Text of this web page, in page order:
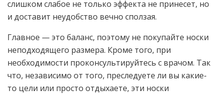
слишком слабое не только эффекта не принесет, но
и доставит неудобство вечно сползая.
Главное — это баланс, поэтому не покупайте носки
неподходящего размера. Кроме того, при
необходимости проконсультируйтесь с врачом. Так
что, независимо от того, преследуете ли вы какие-
то цели или просто отдыхаете, эти носки